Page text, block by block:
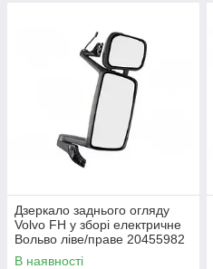
Дзеркало заднього огляду
Volvo FH у зборі електричне
Вольво ліве/праве 20455982
В наявності